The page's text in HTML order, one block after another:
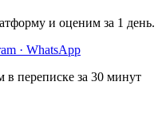
и оценим за 1 день.
· WhatsApp
в переписке за 30 минут